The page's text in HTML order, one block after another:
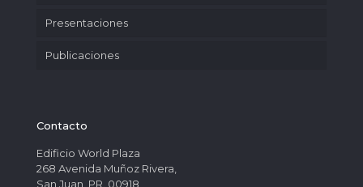
Presentaciones
Publicaciones
Contacto
Edificio World Plaza
268 Avenida Muñoz Rivera,
San Juan, PR. 00918